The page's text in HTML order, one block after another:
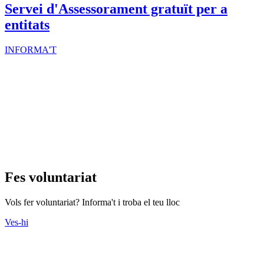
Servei d'Assessorament gratuït per a
entitats
INFORMA'T
Fes voluntariat
Vols fer voluntariat? Informa't i troba el teu lloc
Ves-hi